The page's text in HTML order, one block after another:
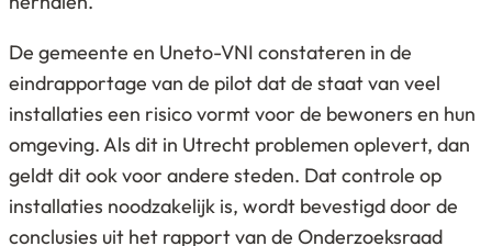
De gemeente en Uneto-VNI constateren in de
eindrapportage van de pilot dat de staat van veel
installaties een risico vormt voor de bewoners en hun
omgeving. Als dit in Utrecht problemen oplevert, dan
geldt dit ook voor andere steden. Dat controle op
installaties noodzakelijk is, wordt bevestigd door de
conclusies uit het rapport van de Onderzoeksraad